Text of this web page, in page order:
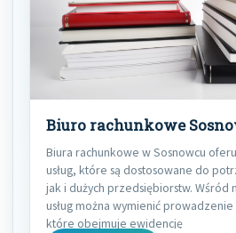
Biuro rachunkowe
Biura rachunkowe w Sosnowcu
usług, które są dostosowane do
jak i dużych przedsiębiorstw. Wśród
usług można wymienić
które obejmuje ewidencję